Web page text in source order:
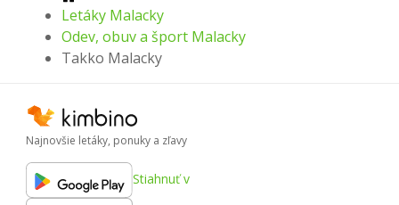
Letáky Malacky
Odev, obuv a šport Malacky
Takko Malacky
Najnovšie letáky, ponuky a zľavy
Stiahnuť v